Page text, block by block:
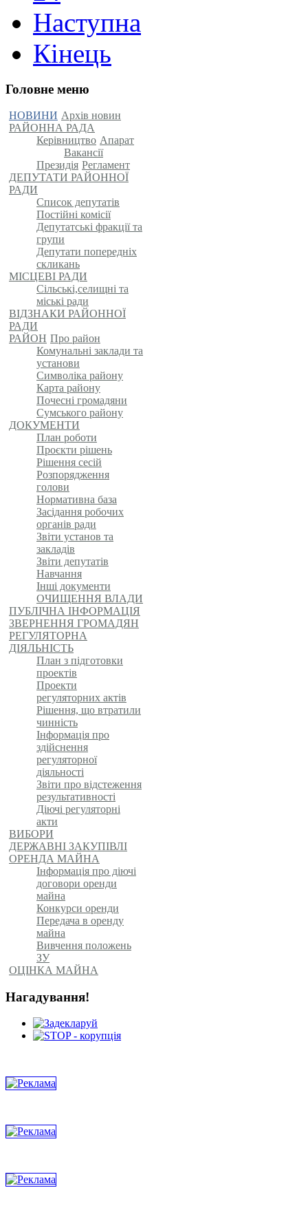
Наступна
Кінець
Головне меню
НОВИНИ Архів новин
РАЙОННА РАДА
Керівництво Апарат
Вакансії
Президія Регламент
ДЕПУТАТИ РАЙОННОЇ
РАДИ
Список депутатів
Постійні комісії
Депутатські фракції та
групи
Депутати попередніх
скликань
МІСЦЕВІ РАДИ
Сільські,селищні та
міські ради
ВІДЗНАКИ РАЙОННОЇ
РАДИ
РАЙОН Про район
Комунальні заклади та
установи
Символіка району
Карта району
Почесні громадяни
Сумського району
ДОКУМЕНТИ
План роботи
Проєкти рішень
Рішення сесій
Розпорядження
голови
Нормативна база
Засідання робочих
органів ради
Звіти установ та
закладів
Звіти депутатів
Навчання
Інші документи
ОЧИЩЕННЯ ВЛАДИ
ПУБЛІЧНА ІНФОРМАЦІЯ
ЗВЕРНЕННЯ ГРОМАДЯН
РЕГУЛЯТОРНА
ДІЯЛЬНІСТЬ
План з підготовки
проектів
Проекти
регуляторних актів
Рішення, що втратили
чинність
Інформація про
здійснення
регуляторної
діяльності
Звіти про відстеження
результативності
Діючі регуляторні
акти
ВИБОРИ
ДЕРЖАВНІ ЗАКУПІВЛІ
ОРЕНДА МАЙНА
Інформація про діючі
договори оренди
майна
Конкурси оренди
Передача в оренду
майна
Вивчення положень
ЗУ
ОЦІНКА МАЙНА
Нагадування!